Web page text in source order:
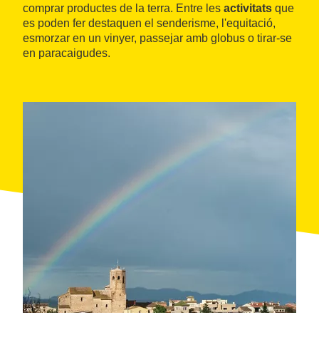
comprar productes de la terra. Entre les activitats que
es poden fer destaquen el senderisme, l'equitació,
esmorzar en un vinyer, passejar amb globus o tirar-se
en paracaigudes.